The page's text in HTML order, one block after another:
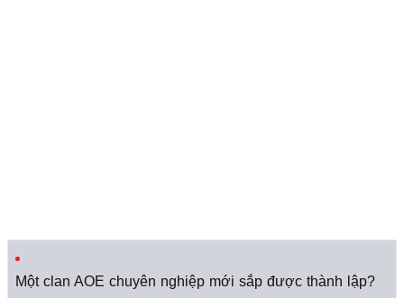
Một clan AOE chuyên nghiệp mới sắp được thành lập?